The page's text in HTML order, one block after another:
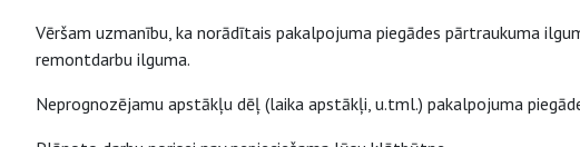
Vēršam uzmanību, ka norādītais pakalpojuma piegādes pārtraukuma
remontdarbu ilguma.
Neprognozējamu apstākļu dēļ (laika apstākļi, u.tml.) pakalpojuma